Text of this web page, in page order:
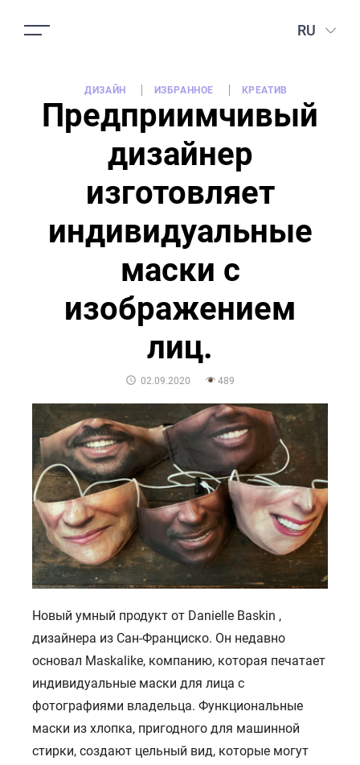
RU
ДИЗАЙН ИЗБРАННОЕ КРЕАТИВ
Предприимчивый
дизайнер
изготовляет
индивидуальные
маски с
изображением
лиц.
POSTED
02.09.2020 489
Новый умный продукт от Danielle Baskin ,
дизайнера из Сан-Франциско. Он недавно
основал Maskalike, компанию, которая печатает
индивидуальные маски для лица с
фотографиями владельца. Функциональные
маски из хлопка, пригодного для машинной
стирки, создают цельный вид, которые могут